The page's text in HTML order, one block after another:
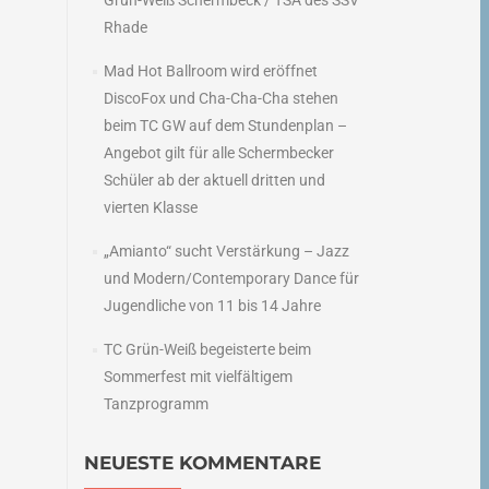
Rhade
Mad Hot Ballroom wird eröffnet
DiscoFox und Cha-Cha-Cha stehen
beim TC GW auf dem Stundenplan –
Angebot gilt für alle Schermbecker
Schüler ab der aktuell dritten und
vierten Klasse
„Amianto“ sucht Verstärkung – Jazz
und Modern/Contemporary Dance für
Jugendliche von 11 bis 14 Jahre
TC Grün-Weiß begeisterte beim
Sommerfest mit vielfältigem
Tanzprogramm
NEUESTE KOMMENTARE